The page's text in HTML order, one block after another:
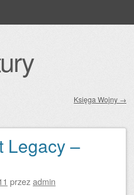
Księga Wojny →
Legacy –
przezadmin